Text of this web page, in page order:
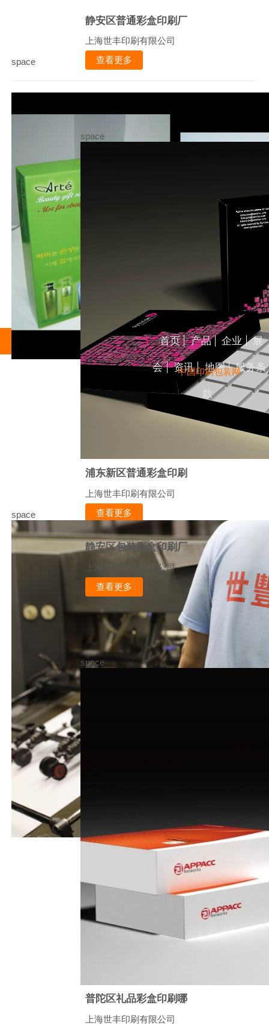
space
静安区普通彩盒印刷厂
上海世丰印刷有限公司
查看更多
space
浦东新区普通彩盒印刷
上海世丰印刷有限公司
查看更多
space
静安区包装彩盒印刷厂
上海世丰印刷有限公司
查看更多
space
普陀区礼品彩盒印刷哪
上海世丰印刷有限公司
首页 产品 企业 展
会 资讯 地图 服务条
款
中国印刷包装网